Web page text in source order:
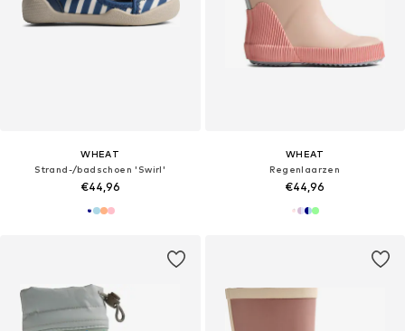
WHEAT
Strand-/badschoen 'Swirl'
€44,96
WHEAT
Regenlaarzen
€44,96